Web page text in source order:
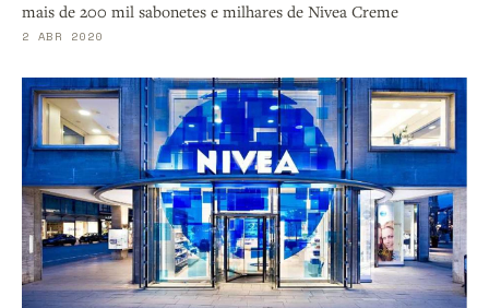
mais de 200 mil sabonetes e milhares de Nivea Creme
2 ABR 2020